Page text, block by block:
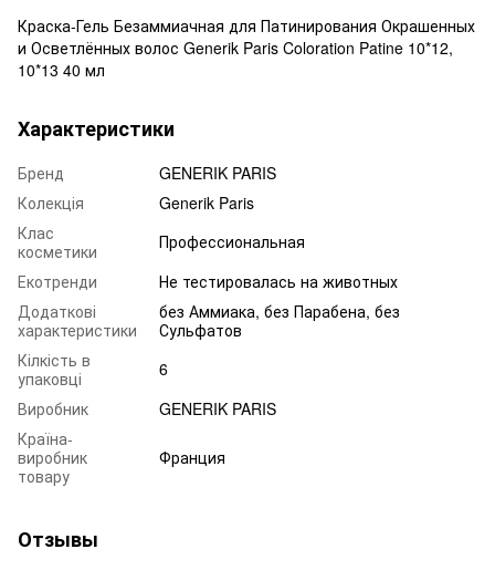
Краска-Гель Безаммиачная для Патинирования Окрашенных
и Осветлённых волос Generik Paris Coloration Patine 10*12,
10*13 40 мл
Характеристики
Бренд
GENERIK PARIS
Колекція
Generik Paris
Клас
косметики
Профессиональная
Екотренди
Не тестировалась на животных
Додаткові
характеристики
без Аммиака, без Парабена, без
Сульфатов
Кілкість в
упаковці
6
Виробник
GENERIK PARIS
Країна-
виробник
товару
Франция
Отзывы